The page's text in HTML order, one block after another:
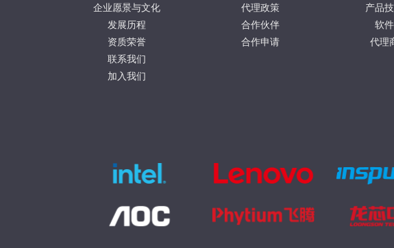
企业愿景与文化
发展历程
资质荣誉
联系我们
加入我们
代理政策
合作伙伴
合作申请
产品
软
代理